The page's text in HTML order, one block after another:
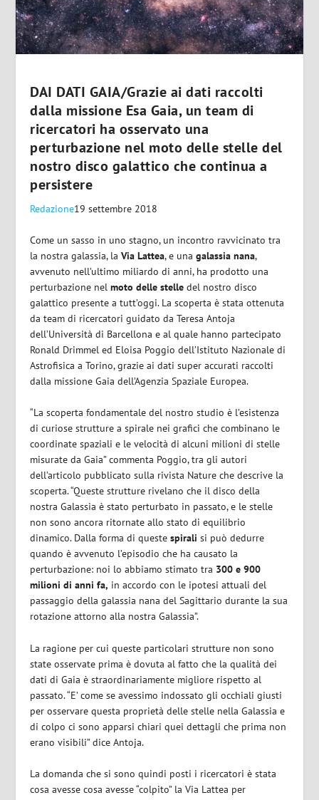
DAI DATI GAIA/Grazie ai dati raccolti
dalla missione Esa Gaia, un team di
ricercatori ha osservato una
perturbazione nel moto delle stelle del
nostro disco galattico che continua a
persistere
Redazione19 settembre 2018
Come un sasso in uno stagno, un incontro ravvicinato tra
la nostra galassia, laVia Lattea, e unagalassia nana,
avvenuto nell’ultimo miliardo di anni, ha prodotto una
perturbazione nelmoto delle stelle del nostro disco
galattico presente a tutt’oggi. La scoperta è stata ottenuta
da team di ricercatori guidato da Teresa Antoja
dell’Università di Barcellona e al quale hanno partecipato
Ronald Drimmel ed Eloisa Poggio dell’Istituto Nazionale di
Astrofisica a Torino, grazie ai dati super accurati raccolti
dalla missione Gaia dell’Agenzia Spaziale Europea.
“La scoperta fondamentale del nostro studio è l’esistenza
di curiose strutture a spirale nei grafici che combinano le
coordinate spaziali e le velocità di alcuni milioni di stelle
misurate da Gaia” commenta Poggio, tra gli autori
dell’articolo pubblicato sulla rivista Nature che descrive la
scoperta. “Queste strutture rivelano che il disco della
nostra Galassia è stato perturbato in passato, e le stelle
non sono ancora ritornate allo stato di equilibrio
dinamico. Dalla forma di questespirali si può dedurre
quando è avvenuto l’episodio che ha causato la
perturbazione: noi lo abbiamo stimato tra 300 e 900
milioni di anni fa, in accordo con le ipotesi attuali del
passaggio della galassia nana del Sagittario durante la sua
rotazione attorno alla nostra Galassia”.
La ragione per cui queste particolari strutture non sono
state osservate prima è dovuta al fatto che la qualità dei
dati di Gaia è straordinariamente migliore rispetto al
passato. “E’ come se avessimo indossato gli occhiali giusti
per osservare questa proprietà delle stelle nella Galassia e
di colpo ci sono apparsi chiari quei dettagli che prima non
erano visibili” dice Antoja.
La domanda che si sono quindi posti i ricercatori è stata
cosa avesse cosa avesse “colpito” la Via Lattea per